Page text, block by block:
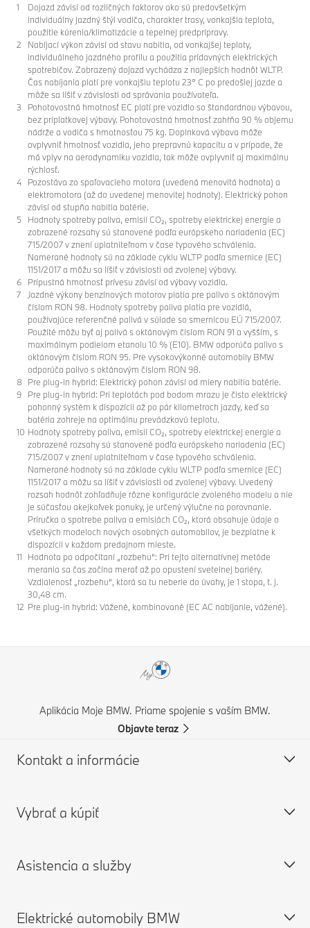
Dojazd závisí od rozličných faktorov ako sú predovšetkým
individuálny jazdný štýl vodiča, charakter trasy, vonkajšia teplota,
použitie kúrenia/klimatizácie a tepelnej predprípravy.
Nabíjací výkon závisí od stavu nabitia, od vonkajšej teploty,
individuálneho jazdného profilu a použitia prídavných elektrických
spotrebičov. Zobrazený dojazd vychádza z najlepších hodnôt WLTP.
Čas nabíjania platí pre vonkajšiu teplotu 23° C po predošlej jazde a
môže sa líšiť v závislosti od správania používateľa.
Pohotovostná hmotnosť EC platí pre vozidlo so štandardnou výbavou,
bez príplatkovej výbavy. Pohotovostná hmotnosť zahŕňa 90 % objemu
nádrže a vodiča s hmotnosťou 75 kg. Doplnková výbava môže
ovplyvniť hmotnosť vozidla, jeho prepravnú kapacitu a v prípade, že
má vplyv na aerodynamiku vozidla, tak môže ovplyvniť aj maximálnu
rýchlosť.
Pozostáva zo spaľovacieho motora (uvedená menovitá hodnota) a
elektromotora (až do uvedenej menovitej hodnoty). Elektrický pohon
závisí od stupňa nabitia batérie.
Hodnoty spotreby paliva, emisií CO₂, spotreby elektrickej energie a
zobrazené rozsahy sú stanovené podľa európskeho nariadenia (EC)
715/2007 v znení uplatniteľnom v čase typového schválenia.
Namerané hodnoty sú na základe cyklu WLTP podľa smernice (EC)
1151/2017 a môžu sa líšiť v závislosti od zvolenej výbavy.
Prípustná hmotnosť prívesu závisí od výbavy vozidla.
Jazdné výkony benzínových motorov platia pre palivo s oktánovým
číslom RON 98. Hodnoty spotreby paliva platia pre vozidlá,
používajúce referenčné palivá v súlade so smernicou EÚ 715/2007.
Použité môžu byť aj palivá s oktánovým číslom RON 91 a vyšším, s
maximálnym podielom etanolu 10 % (E10). BMW odporúča palivo s
oktánovým číslom RON 95. Pre vysokovýkonné automobily BMW
odporúča palivo s oktánovým číslom RON 98.
Pre plug-in hybrid: Elektrický pohon závisí od miery nabitia batérie.
Pre plug-in hybrid: Pri teplotách pod bodom mrazu je čisto elektrický
pohonný systém k dispozícii až po pár kilometroch jazdy, keď sa
batéria zohreje na optimálnu prevádzkovú teplotu.
Hodnoty spotreby paliva, emisií CO₂, spotreby elektrickej energie a
zobrazené rozsahy sú stanovené podľa európskeho nariadenia (EC)
715/2007 v znení uplatniteľnom v čase typového schválenia.
Namerané hodnoty sú na základe cyklu WLTP podľa smernice (EC)
1151/2017 a môžu sa líšiť v závislosti od zvolenej výbavy. Uvedený
rozsah hodnôt zohľadňuje rôzne konfigurácie zvoleného modelu a nie
je súčasťou akejkoľvek ponuky, je určený výlučne na porovnanie.
Príručka o spotrebe paliva a emisiách CO₂, ktorá obsahuje údaje o
všetkých modeloch nových osobných automobilov, je bezplatne k
dispozícii v každom predajnom mieste.
Hodnota po odpočítaní „rozbehu“: Pri tejto alternatívnej metóde
merania sa čas začína merať až po opustení svetelnej bariéry.
Vzdialenosť „rozbehu“, ktorá sa tu neberie do úvahy, je 1 stopa, t. j.
30,48 cm.
Pre plug-in hybrid: Vážené, kombinované (EC AC nabíjanie, vážené).
Aplikácia Moje BMW. Priame spojenie s vaším BMW.
Objavte teraz
Kontakt a informácie
Zákaznícky servis a kontakt
Nájsť BMW partnera
Vyžiadať katalóg
Vybrať a kúpiť
Ponuka nových vozidiel
BMW príslušenstvo a diely
Asistencia a služby
Objednať termín v servise
Elektrické automobily BMW